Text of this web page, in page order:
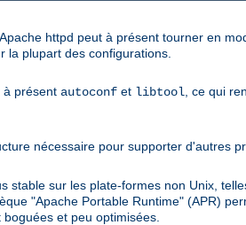
httpd peut à présent tourner en
la plupart des configurations.
à présent autoconf et libtool , ce qui
nécessaire pour supporter d'autres
stable sur les plate-formes non Unix,
"Apache Portable Runtime" (APR)
et peu optimisées.